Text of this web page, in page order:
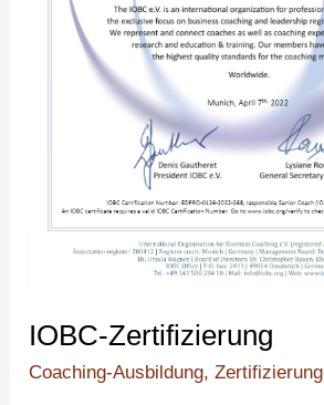
IOBC-Zertifizierung
Coaching-Ausbildung,Zertifizierung